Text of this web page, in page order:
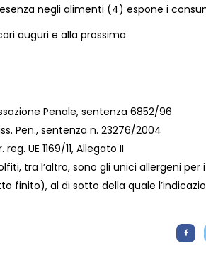
negli alimenti (4) espone i
auguri e alla prossima
Penale, sentenza 6852/96
Pen., sentenza n. 23276/2004
UE 1169/11, Allegato II
tra l’altro, sono gli unici allergeni
finito), al di sotto della quale